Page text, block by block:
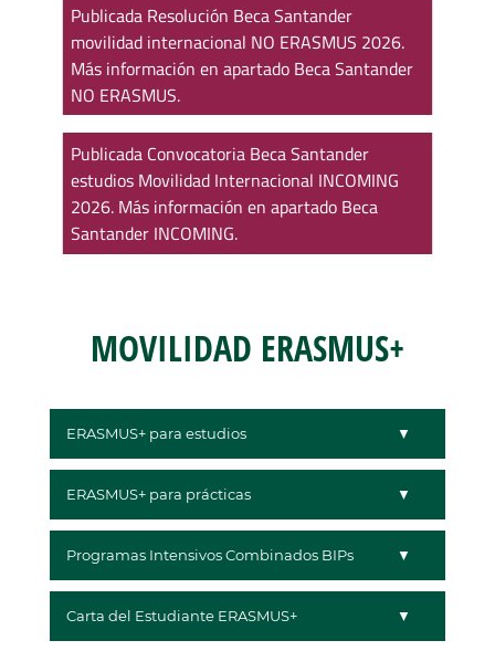
Publicada Resolución Beca Santander
movilidad internacional NO ERASMUS 2026.
Más información en apartado Beca Santander
NO ERASMUS.
Publicada Convocatoria Beca Santander
estudios Movilidad Internacional INCOMING
2026. Más información en apartado Beca
Santander INCOMING.
MOVILIDAD ERASMUS+
ERASMUS+ para estudios
ERASMUS+ para prácticas
Programas Intensivos Combinados BIPs
Carta del Estudiante ERASMUS+